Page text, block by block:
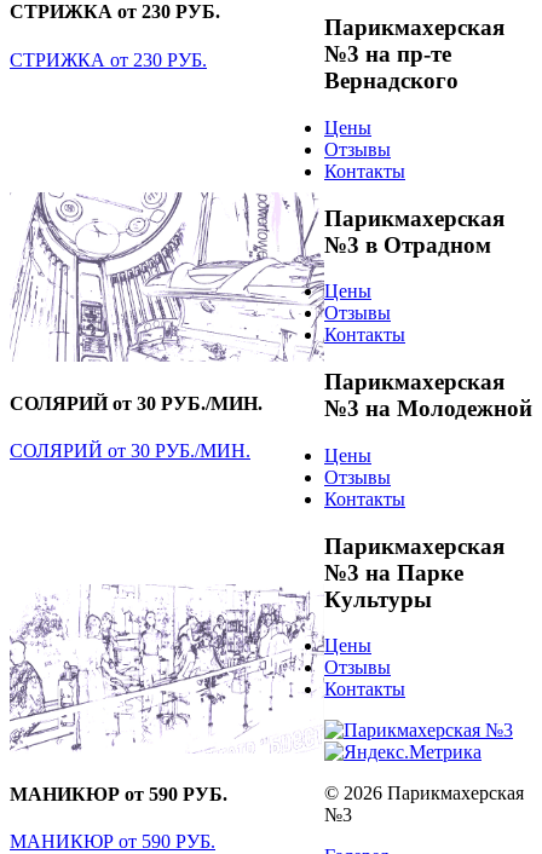
СТРИЖКА от 230 РУБ.
СТРИЖКА от 230 РУБ.
СОЛЯРИЙ от 30 РУБ./МИН.
СОЛЯРИЙ от 30 РУБ./МИН.
МАНИКЮР от 590 РУБ.
МАНИКЮР от 590 РУБ.
Парикмахерская
№3 на пр-те
Вернадского
Цены
Отзывы
Контакты
Парикмахерская
№3 в Отрадном
Цены
Отзывы
Контакты
Парикмахерская
№3 на Молодежной
Цены
Отзывы
Контакты
Парикмахерская
№3 на Парке
Культуры
Цены
Отзывы
Контакты
© 2026 Парикмахерская
№3